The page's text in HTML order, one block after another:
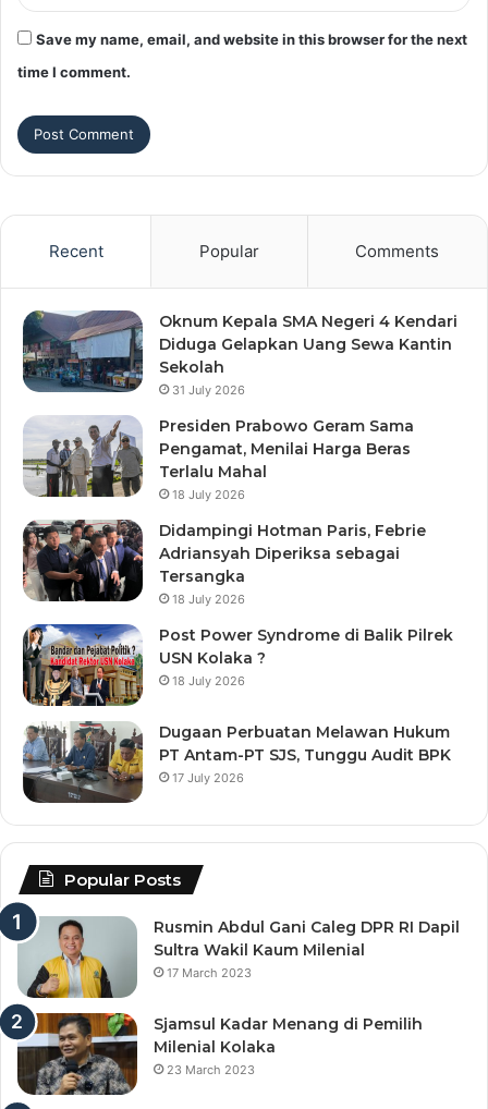
Save my name, email, and website in this browser for the next
time I comment.
Recent Popular Comments
Oknum Kepala SMA Negeri 4 Kendari
Diduga Gelapkan Uang Sewa Kantin
Sekolah
31 July 2026
Presiden Prabowo Geram Sama
Pengamat, Menilai Harga Beras
Terlalu Mahal
18 July 2026
Didampingi Hotman Paris, Febrie
Adriansyah Diperiksa sebagai
Tersangka
18 July 2026
Post Power Syndrome di Balik Pilrek
USN Kolaka ?
18 July 2026
Dugaan Perbuatan Melawan Hukum
PT Antam-PT SJS, Tunggu Audit BPK
17 July 2026
Popular Posts
Rusmin Abdul Gani Caleg DPR RI Dapil
Sultra Wakil Kaum Milenial
17 March 2023
Sjamsul Kadar Menang di Pemilih
Milenial Kolaka
23 March 2023